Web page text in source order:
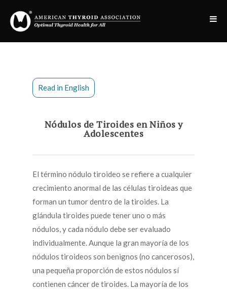
Read in English
Nódulos de Tiroides en Niños y
Adolescentes
El término nódulo tiroideo se refiere a cualquier
crecimiento anormal de las células tiroideas que
forman un tumor dentro de la tiroides. La
glándula tiroides puede tener uno o más
nódulos, y cada nódulo debe ser evaluado
individualmente. Aunque la gran mayoría de los
nódulos tiroideos son benignos (no cancerosos),
una pequeña proporción de estos nódulos sí
contienen cáncer de tiroides. La mayoría de los